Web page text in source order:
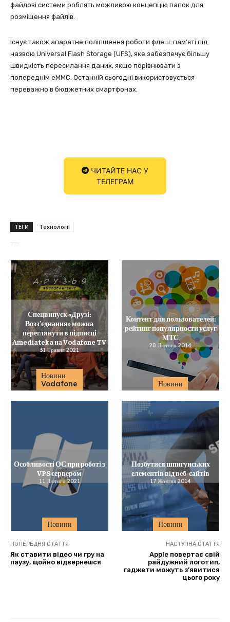
файлові системи роблять можливою концепцію папок для
розміщення файлів.
Існує також апаратне поліпшення роботи флеш-пам’яті під
назвою Universal Flash Storage (UFS), яке забезпечує більшу
швидкість пересилання даних, якщо порівнювати з
попереднім eMMC. Останній сьогодні використовується
переважно в бюджетних смартфонах.
ЧИТАЙТЕ НАС У
ТЕЛЕГРАМ
ТЕГИ Технології
Новини
Vodafone
Спецвипуск «Друзі:
Возз’єднання» можна
переглянути в підписці
Amediateka на Vodafone TV
31 Травня 2021
Новини
Контент для пользователей:
рейтинг популярности услуг
МТС
28 Лютого 2014
Новини
Особливості ОС при роботі з
VPS сервером
11 Лютого 2021
Новини
Позбутися шпигунських
елементів від веб-сайтів
17 Жовтня 2014
ПОПЕРЕДНЯ СТАТТЯ
Як ставити відео чи гру на
паузу, щойно відвернешся
НАСТУПНА СТАТТЯ
Apple повертає свій
райдужний логотип,
гаджети можуть з’явитися
цього року